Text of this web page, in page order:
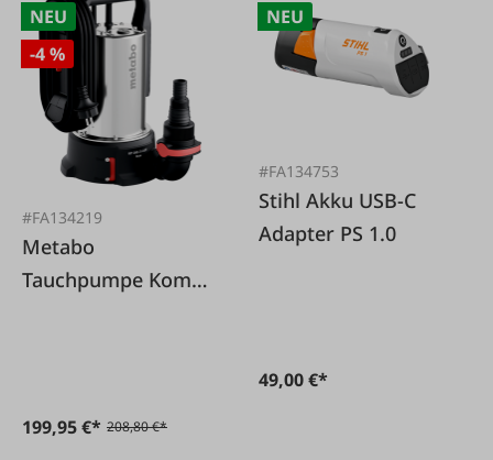
NEU
-4 %
#FA134219
Metabo
Tauchpumpe Kombi
199,95 €* 208,80 €*
NEU
#FA134753
Stihl Akku USB-C
Adapter PS 1.0
49,00 €*